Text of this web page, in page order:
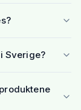
Sverige?